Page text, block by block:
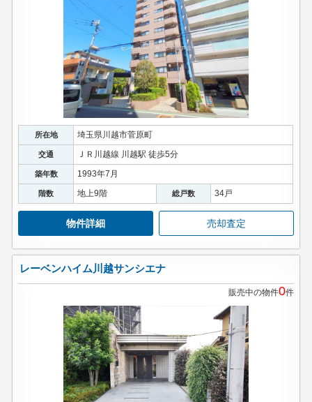
所在地 埼玉県川越市菅原町
交通 ＪＲ川越線 川越駅 徒歩5分
築年数 1993年7月
階数 地上9階 総戸数 34戸
物件詳細 売却査定
レーベンハイム川越サンシエナ
販売中の物件0件